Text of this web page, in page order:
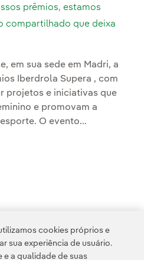
prêmios, estamos
compartilhado que deixa
em sua sede em Madri, a
Iberdrola Supera , com
projetos e iniciativas que
e promovam a
O evento...
Galán: “Com nossos
Galán: “Com nossos
Galán: “Com
2 >
cookies próprios e
sua experiência de usuário.
e a qualidade de suas